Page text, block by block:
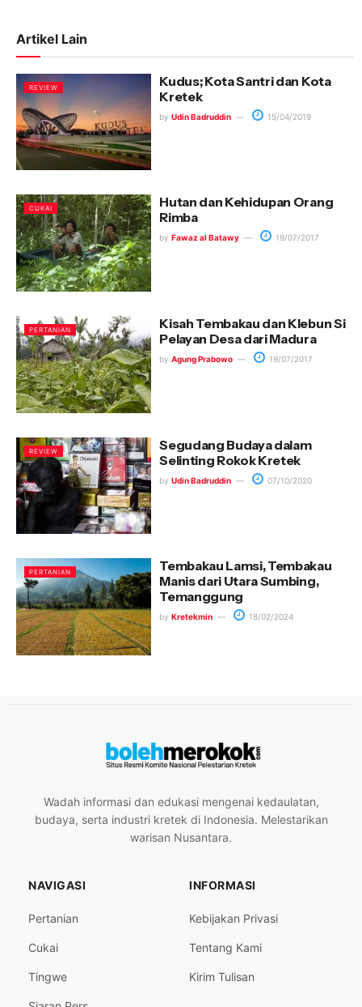
Artikel Lain
REVIEW
Kudus; Kota Santri dan Kota
Kretek
by Udin Badruddin 15/04/2019
CUKAI
Hutan dan Kehidupan Orang
Rimba
by Fawaz al Batawy 19/07/2017
PERTANIAN
Kisah Tembakau dan Klebun Si
Pelayan Desa dari Madura
by Agung Prabowo 19/07/2017
REVIEW
Segudang Budaya dalam
Selinting Rokok Kretek
by Udin Badruddin 07/10/2020
PERTANIAN
Tembakau Lamsi, Tembakau
Manis dari Utara Sumbing,
Temanggung
by Kretekmin 18/02/2024
Wadah informasi dan edukasi mengenai kedaulatan,
budaya, serta industri kretek di Indonesia. Melestarikan
warisan Nusantara.
NAVIGASI
Pertanian
Cukai
Tingwe
INFORMASI
Kebijakan Privasi
Tentang Kami
Kirim Tulisan